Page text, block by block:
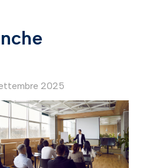
2025